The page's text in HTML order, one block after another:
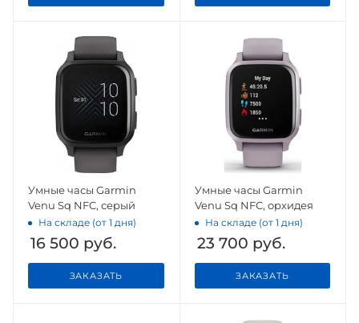
Умные часы Garmin
Venu Sq NFC, серый
На складе (от 1 дня)
16 500 руб.
ЗАКАЗАТЬ
Умные часы Garmin
Venu Sq NFC, орхидея
На складе (от 1 дня)
23 700 руб.
ЗАКАЗАТЬ